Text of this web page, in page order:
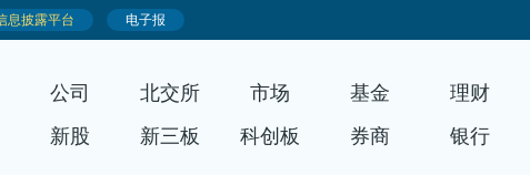
公司 北交所 市场 基金 理财
新股 新三板 科创板 券商 银行